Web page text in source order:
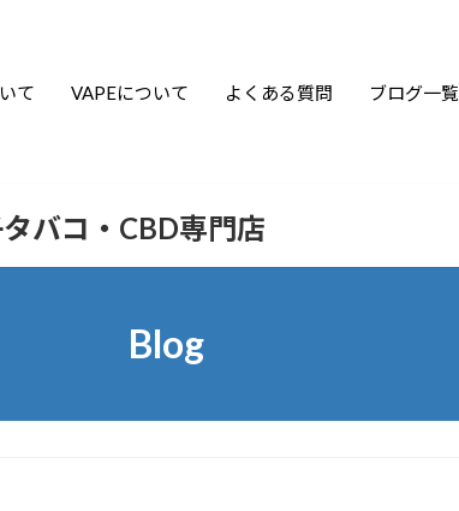
て VAPEについて よくある質問 ブログ一覧
バコ・CBD専門店
Blog